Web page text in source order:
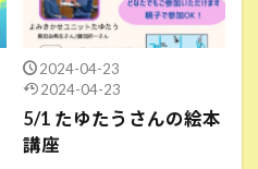
2024-04-23
2024-04-23
5/1 たゆたうさんの絵本
講座